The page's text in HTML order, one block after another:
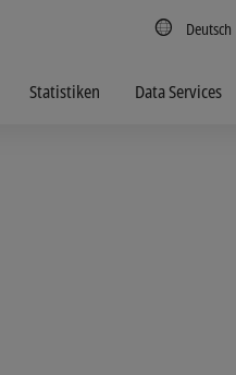
Country/
Deutsch
Statistiken Data Services